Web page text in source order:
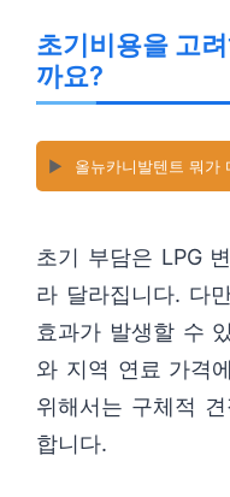
초기비용을 고
까요?
▶️ 올뉴카니발텐트 뭐가
초기 부담은 LPG
라 달라집니다. 다
효과가 발생할 수
와 지역 연료 가격
위해서는 구체적
합니다.